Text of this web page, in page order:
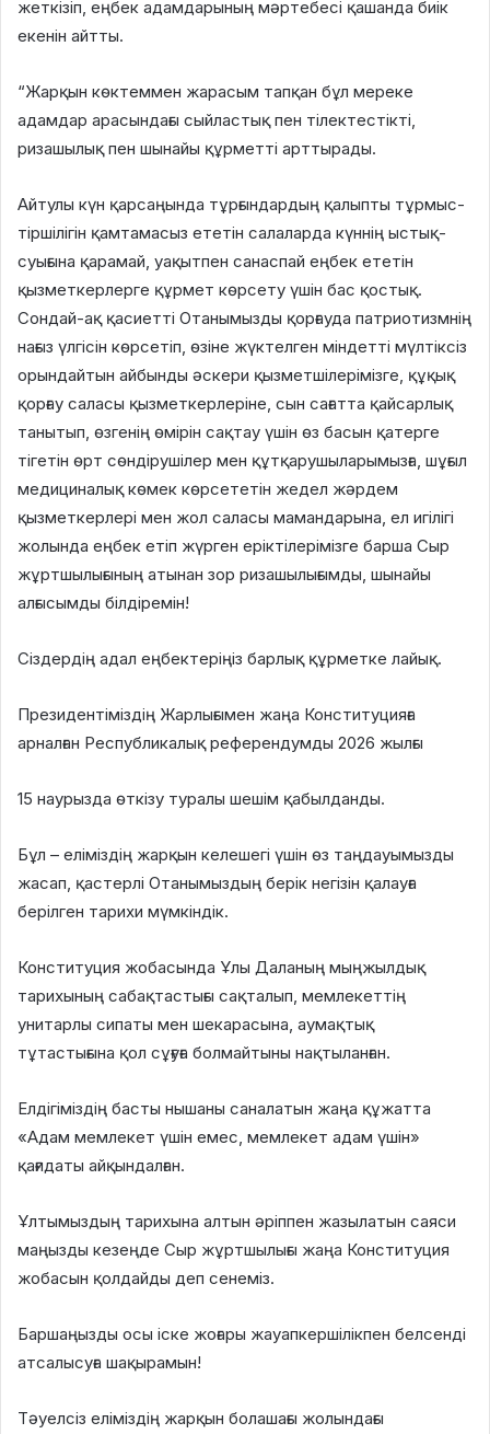
жеткізіп, еңбек адамдарының мәртебесі қашанда биік
екенін айтты.
“Жарқын көктеммен жарасым тапқан бұл мереке
адамдар арасындағы сыйластық пен тілектестікті,
ризашылық пен шынайы құрметті арттырады.
Айтулы күн қарсаңында тұрғындардың қалыпты тұрмыс-
тіршілігін қамтамасыз ететін салаларда күннің ыстық-
суығына қарамай, уақытпен санаспай еңбек ететін
қызметкерлерге құрмет көрсету үшін бас қостық.
Сондай-ақ қасиетті Отанымызды қорғауда патриотизмнің
нағыз үлгісін көрсетіп, өзіне жүктелген міндетті мүлтіксіз
орындайтын айбынды әскери қызметшілерімізге, құқық
қорғау саласы қызметкерлеріне, сын сағатта қайсарлық
танытып, өзгенің өмірін сақтау үшін өз басын қатерге
тігетін өрт сөндірушілер мен құтқарушыларымызға, шұғыл
медициналық көмек көрсететін жедел жәрдем
қызметкерлері мен жол саласы мамандарына, ел игілігі
жолында еңбек етіп жүрген еріктілерімізге барша Сыр
жұртшылығының атынан зор ризашылығымды, шынайы
алғысымды білдіремін!
Сіздердің адал еңбектеріңіз барлық құрметке лайық.
Президентіміздің Жарлығымен жаңа Конституцияға
арналған Республикалық референдумды 2026 жылғы
15 наурызда өткізу туралы шешім қабылданды.
Бұл – еліміздің жарқын келешегі үшін өз таңдауымызды
жасап, қастерлі Отанымыздың берік негізін қалауға
берілген тарихи мүмкіндік.
Конституция жобасында Ұлы Даланың мыңжылдық
тарихының сабақтастығы сақталып, мемлекеттің
унитарлы сипаты мен шекарасына, аумақтық
тұтастығына қол сұғуға болмайтыны нақтыланған.
Елдігіміздің басты нышаны саналатын жаңа құжатта
«Адам мемлекет үшін емес, мемлекет адам үшін»
қағидаты айқындалған.
Ұлтымыздың тарихына алтын әріппен жазылатын саяси
маңызды кезеңде Сыр жұртшылығы жаңа Конституция
жобасын қолдайды деп сенеміз.
Баршаңызды осы іске жоғары жауапкершілікпен белсенді
атсалысуға шақырамын!
Тәуелсіз еліміздің жарқын болашағы жолындағы